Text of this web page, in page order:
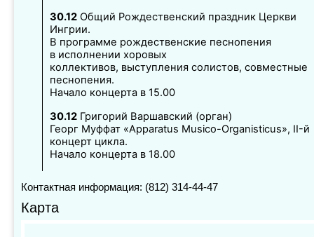
30.12 Общий Рождественский праздник Церкви
Ингрии.
В программе рождественские песнопения
в исполнении хоровых
коллективов, выступления солистов, совместные
песнопения.
Начало концерта в 15.00
30.12 Григорий Варшавский (орган)
Георг Муффат «Apparatus Musico-Organisticus», II-й
концерт цикла.
Начало концерта в 18.00
Контактная информация: (812) 314-44-47
Карта